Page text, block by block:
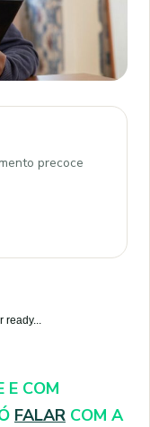
precoce
ready...
E COM
FALAR COM A